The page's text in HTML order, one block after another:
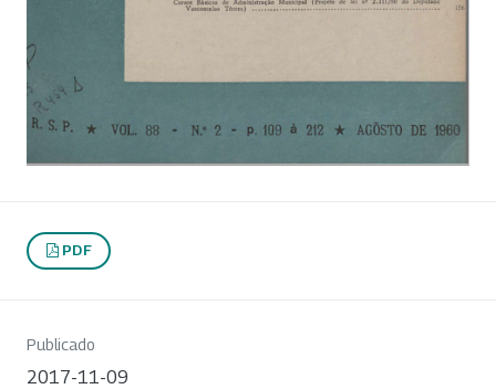
PDF
Publicado
2017-11-09